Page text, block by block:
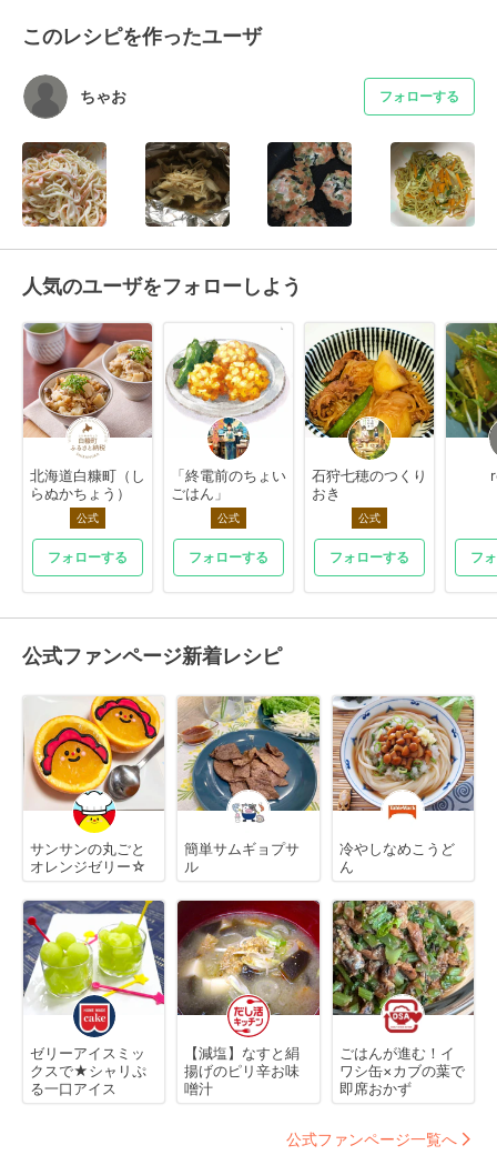
このレシピを作ったユーザ
ちゃお フォローする
人気のユーザをフォローしよう
北海道白糠町（し
らぬかちょう）
公式
フォローする
「終電前のちょい
ごはん」
公式
フォローする
石狩七穂のつくり
おき
公式
フォローする フ
公式ファンページ新着レシピ
サンサンの丸ごと
オレンジゼリー☆
簡単サムギョプサ
ル
冷やしなめこうど
ん
ゼリーアイスミッ
クスで★シャリぷ
る一口アイス
【減塩】なすと絹
揚げのピリ辛お味
噌汁
ごはんが進む！イ
ワシ缶×カブの葉で
即席おかず
公式ファンページ一覧へ